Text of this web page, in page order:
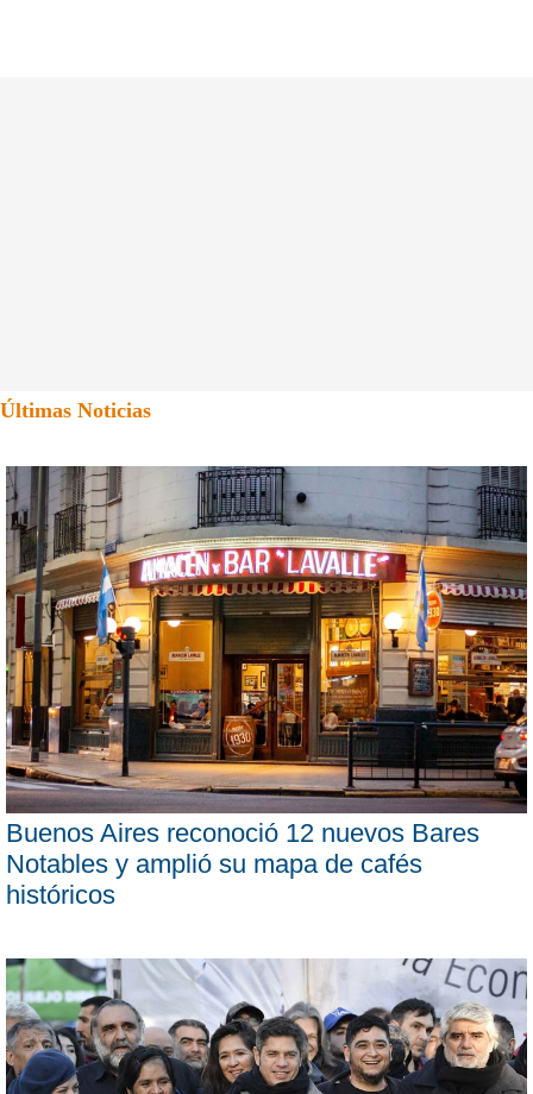
Últimas Noticias
Buenos Aires reconoció 12 nuevos Bares
Notables y amplió su mapa de cafés
históricos